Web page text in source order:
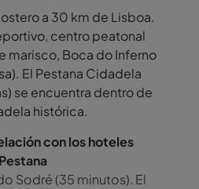
a 30 km de Lisboa.
centro peatonal
marisco, Boca do Inferno
El Pestana Cidadela
se encuentra dentro de
histórica.
Sodré (35 minutos). El